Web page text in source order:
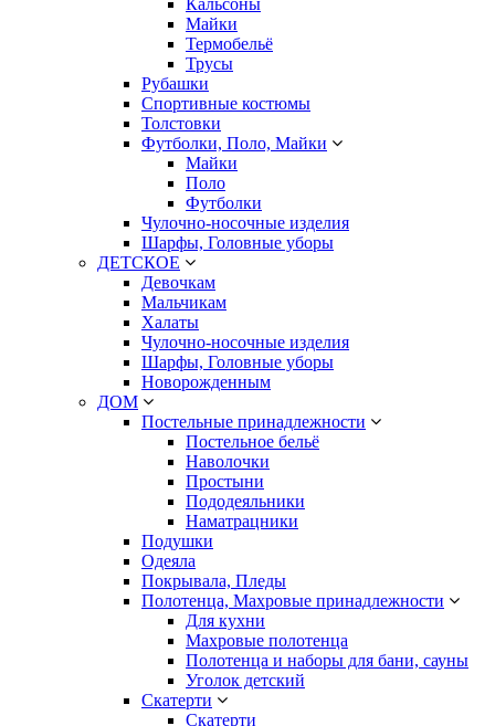
Кальсоны
Майки
Термобельё
Трусы
Рубашки
Спортивные костюмы
Толстовки
Футболки, Поло, Майки
Майки
Поло
Футболки
Чулочно-носочные изделия
Шарфы, Головные уборы
ДЕТСКОЕ
Девочкам
Мальчикам
Халаты
Чулочно-носочные изделия
Шарфы, Головные уборы
Новорожденным
ДОМ
Постельные принадлежности
Постельное бельё
Наволочки
Простыни
Пододеяльники
Наматрацники
Подушки
Одеяла
Покрывала, Пледы
Полотенца, Махровые принадлежности
Для кухни
Махровые полотенца
Полотенца и наборы для бани, сауны
Уголок детский
Скатерти
Скатерти